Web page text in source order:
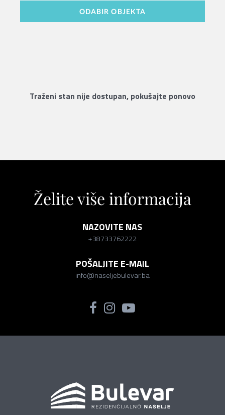
Traženi stan nije dostupan, pokušajte ponovo
Želite više informacija
NAZOVITE NAS
+38733762222
POŠALJITE E-MAIL
info@naseljebulevar.ba